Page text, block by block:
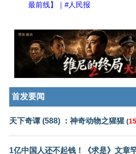
最前线】｜#人民报
首发要闻
天下奇谭 (588) ：神奇动物之猩猩 (
1亿中国人还不起钱！《求是》文章